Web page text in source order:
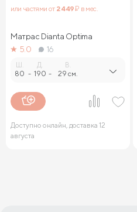
или частями от 2 449₽ в мес.
Матрас Dianta Optima
5.0
16
Ш.
80 -
Д.
190 -
В.
29 см.
Доступно онлайн, доставка 12
августа